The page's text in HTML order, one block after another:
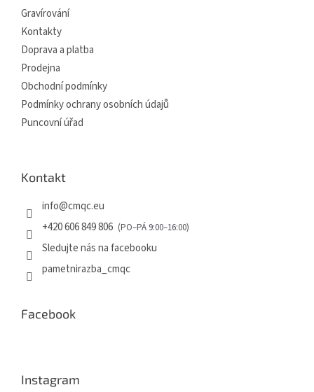
Gravírování
Kontakty
Doprava a platba
Prodejna
Obchodní podmínky
Podmínky ochrany osobních údajů
Puncovní úřad
Kontakt
info@cmqc.eu
+420 606 849 806
Sledujte nás na facebooku
pametnirazba_cmqc
Facebook
Instagram